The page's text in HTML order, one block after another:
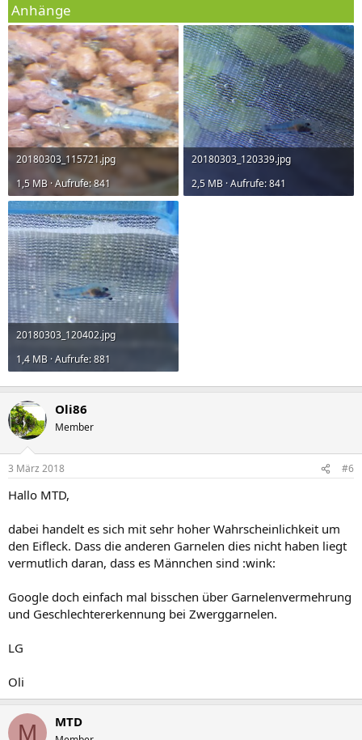
Anhänge
20180303_115721.jpg
1,5 MB · Aufrufe: 841
20180303_120339.jpg
2,5 MB · Aufrufe: 841
20180303_120402.jpg
1,4 MB · Aufrufe: 881
Oli86
Member
3 März 2018 #6
Hallo MTD,
dabei handelt es sich mit sehr hoher Wahrscheinlichkeit um
den Eifleck. Dass die anderen Garnelen dies nicht haben liegt
vermutlich daran, dass es Männchen sind :wink:
Google doch einfach mal bisschen über Garnelenvermehrung
und Geschlechtererkennung bei Zwerggarnelen.
LG
Oli
M MTD